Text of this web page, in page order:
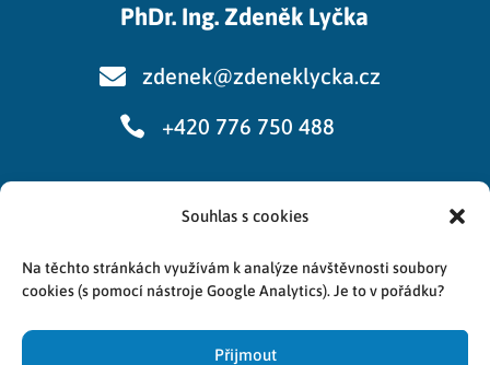
Souhlas s cookies
Na těchto stránkách využívám k analýze návštěvnosti soubory
cookies (s pomocí nástroje Google Analytics). Je to v pořádku?
Přijmout
PhDr. Ing. Zdeněk Lyčka
 zdenek@zdeneklycka.cz
 +420 776 750 488
Cookies
Zpracování osobních údajů